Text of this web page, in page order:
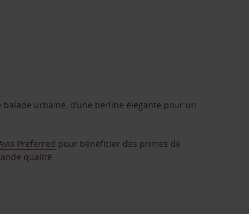
urbaine, d’une berline élégante pour un
Preferred pour bénéficier des primes de
qualité.